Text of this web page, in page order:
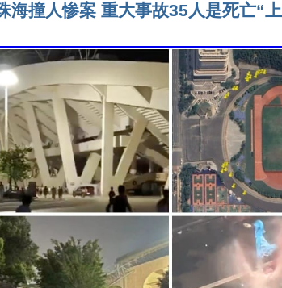
海撞人惨案 重大事故35人是死亡“上